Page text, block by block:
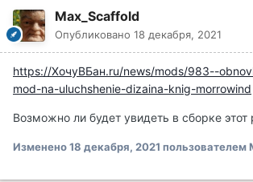
Max_Scaffold
Опубликовано 18 декабря, 2021
https://ХочуВБан.ru/news/mods/983--
mod-na-uluchshenie-dizaina-knig-morrowind
Возможно ли будет увидеть в сборке этот
Изменено18 декабря, 2021 пользователем